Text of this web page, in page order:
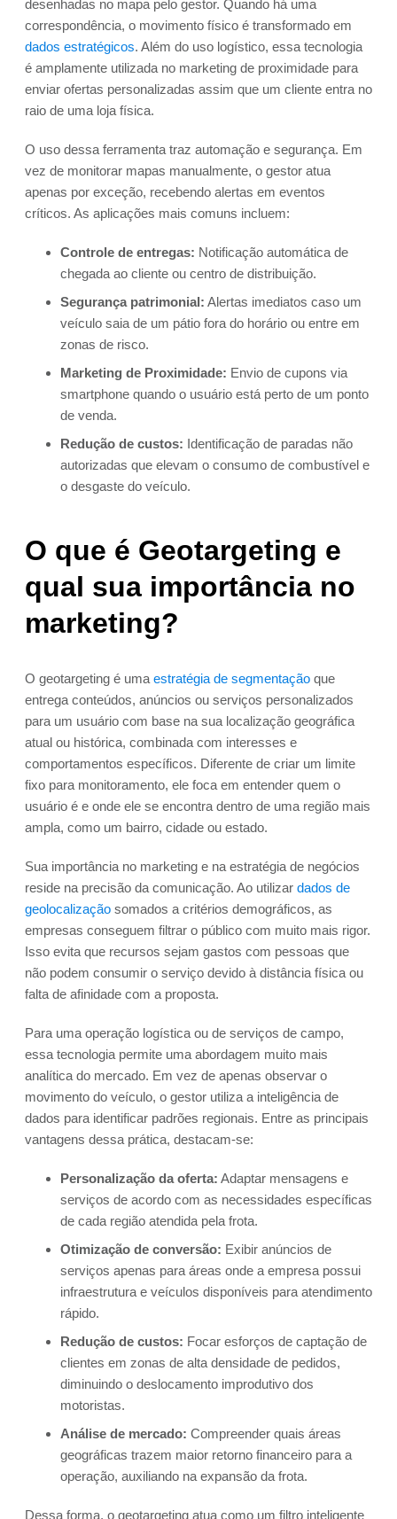
desenhadas no mapa pelo gestor. Quando há uma
correspondência, o movimento físico é transformado em
dados estratégicos. Além do uso logístico, essa tecnologia
é amplamente utilizada no marketing de proximidade para
enviar ofertas personalizadas assim que um cliente entra no
raio de uma loja física.
O uso dessa ferramenta traz automação e segurança. Em
vez de monitorar mapas manualmente, o gestor atua
apenas por exceção, recebendo alertas em eventos
críticos. As aplicações mais comuns incluem:
Controle de entregas: Notificação automática de
chegada ao cliente ou centro de distribuição.
Segurança patrimonial: Alertas imediatos caso um
veículo saia de um pátio fora do horário ou entre em
zonas de risco.
Marketing de Proximidade: Envio de cupons via
smartphone quando o usuário está perto de um ponto
de venda.
Redução de custos: Identificação de paradas não
autorizadas que elevam o consumo de combustível e
o desgaste do veículo.
O que é Geotargeting e
qual sua importância no
marketing?
O geotargeting é uma estratégia de segmentação que
entrega conteúdos, anúncios ou serviços personalizados
para um usuário com base na sua localização geográfica
atual ou histórica, combinada com interesses e
comportamentos específicos. Diferente de criar um limite
fixo para monitoramento, ele foca em entender quem o
usuário é e onde ele se encontra dentro de uma região mais
ampla, como um bairro, cidade ou estado.
Sua importância no marketing e na estratégia de negócios
reside na precisão da comunicação. Ao utilizar dados de
geolocalização somados a critérios demográficos, as
empresas conseguem filtrar o público com muito mais rigor.
Isso evita que recursos sejam gastos com pessoas que
não podem consumir o serviço devido à distância física ou
falta de afinidade com a proposta.
Para uma operação logística ou de serviços de campo,
essa tecnologia permite uma abordagem muito mais
analítica do mercado. Em vez de apenas observar o
movimento do veículo, o gestor utiliza a inteligência de
dados para identificar padrões regionais. Entre as principais
vantagens dessa prática, destacam-se:
Personalização da oferta: Adaptar mensagens e
serviços de acordo com as necessidades específicas
de cada região atendida pela frota.
Otimização de conversão: Exibir anúncios de
serviços apenas para áreas onde a empresa possui
infraestrutura e veículos disponíveis para atendimento
rápido.
Redução de custos: Focar esforços de captação de
clientes em zonas de alta densidade de pedidos,
diminuindo o deslocamento improdutivo dos
motoristas.
Análise de mercado: Compreender quais áreas
geográficas trazem maior retorno financeiro para a
operação, auxiliando na expansão da frota.
Dessa forma, o geotargeting atua como um filtro inteligente